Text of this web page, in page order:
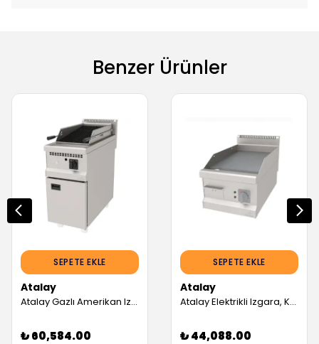
Benzer Ürünler
SEPETE EKLE
Atalay
Atalay Gazlı Amerikan Izgara, 40x90 cm (Servis Garantili)
₺ 60,584.00
SEPETE EKLE
Atalay
Atalay Elektrikli Izgara, Krom Yüzeyli, 40x70 Cm (Servis Garantili)
₺ 44,088.00